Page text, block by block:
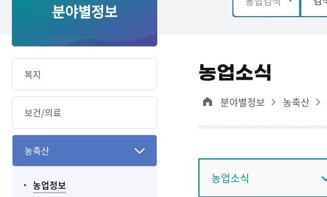
분야별정보
복지
보건/의료
농축산
농업정보
농업소식
분야별정보 농축산
농업소식